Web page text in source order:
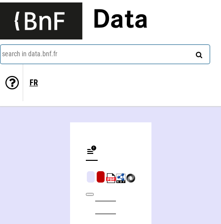
Data
search in data.bnf.fr
FR